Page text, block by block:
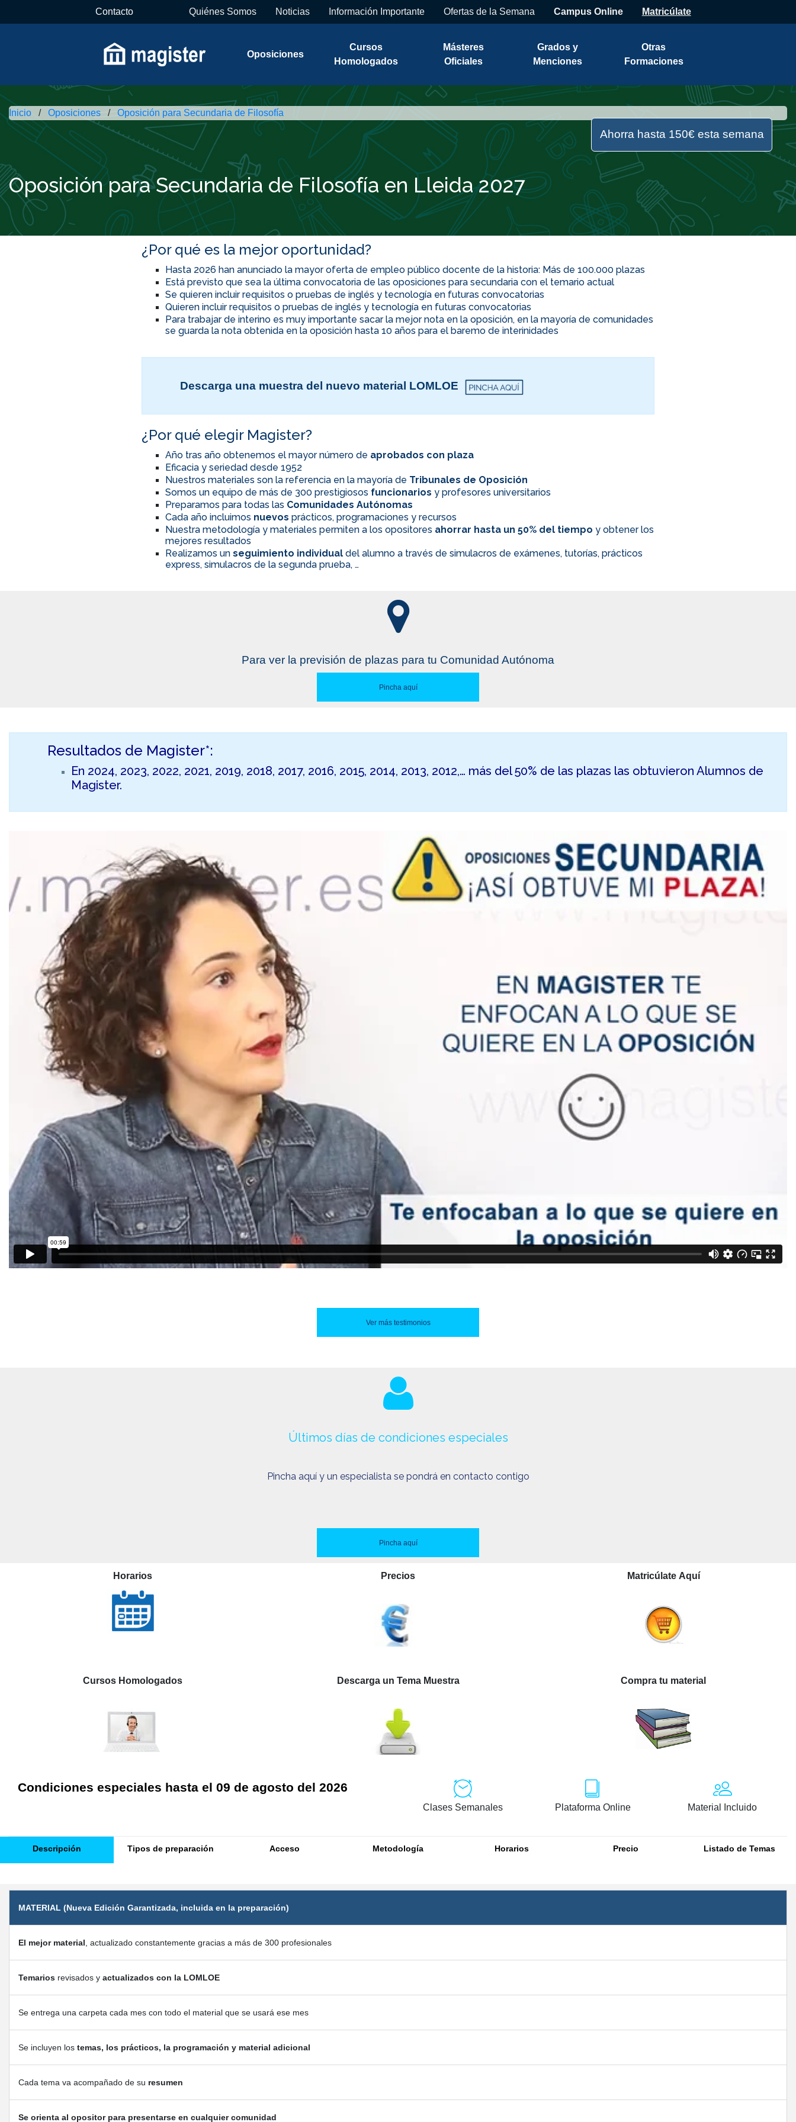
Contacto Quiénes Somos Noticias Información Importante Ofertas de la Semana Campus Online Matricúlate
Oposiciones
Cursos
Homologados
Másteres
Oficiales
Grados y
Menciones
Otras
Formaciones
Inicio Oposiciones Oposición para Secundaria de Filosofía
Ahorra hasta 150€ esta semana
Oposición para Secundaria de Filosofía en Lleida 2027
¿Por qué es la mejor oportunidad?
Hasta 2026 han anunciado la mayor oferta de empleo público docente de la historia: Más de 100.000 plazas
Está previsto que sea la última convocatoria de las oposiciones para secundaria con el temario actual
Se quieren incluir requisitos o pruebas de inglés y tecnología en futuras convocatorias
Quieren incluir requisitos o pruebas de inglés y tecnología en futuras convocatorias
Para trabajar de interino es muy importante sacar la mejor nota en la oposición, en la mayoría de comunidades
se guarda la nota obtenida en la oposición hasta 10 años para el baremo de interinidades
Descarga una muestra del nuevo material LOMLOE
¿Por qué elegir Magister?
Año tras año obtenemos el mayor número de aprobados con plaza
Eficacia y seriedad desde 1952
Nuestros materiales son la referencia en la mayoría de Tribunales de Oposición
Somos un equipo de más de 300 prestigiosos funcionarios y profesores universitarios
Preparamos para todas las Comunidades Autónomas
Cada año incluimos nuevos prácticos, programaciones y recursos
Nuestra metodología y materiales permiten a los opositores ahorrar hasta un 50% del tiempo y obtener los
mejores resultados
Realizamos un seguimiento individual del alumno a través de simulacros de exámenes, tutorías, prácticos
express, simulacros de la segunda prueba, …
Para ver la previsión de plazas para tu Comunidad Autónoma
Pincha aquí
Resultados de Magister*:
En 2024, 2023, 2022, 2021, 2019, 2018, 2017, 2016, 2015, 2014, 2013, 2012,… más del 50% de las plazas las obtuvieron Alumnos de
Magister.
Ver más testimonios
Últimos días de condiciones especiales
Pincha aquí y un especialista se pondrá en contacto contigo
Pincha aquí
Horarios Precios Matricúlate Aquí
Cursos Homologados Descarga un Tema Muestra Compra tu material
Condiciones especiales hasta el 09 de agosto del 2026
Clases Semanales Plataforma Online Material Incluido
Descripción Tipos de preparación Acceso Metodología Horarios Precio Listado de Temas
MATERIAL (Nueva Edición Garantizada, incluida en la preparación)
El mejor material , actualizado constantemente gracias a más de 300 profesionales
Temarios revisados y actualizados con la LOMLOE
Se entrega una carpeta cada mes con todo el material que se usará ese mes
Se incluyen los temas, los prácticos, la programación y material adicional
Cada tema va acompañado de su resumen
Se orienta al opositor para presentarse en cualquier comunidad